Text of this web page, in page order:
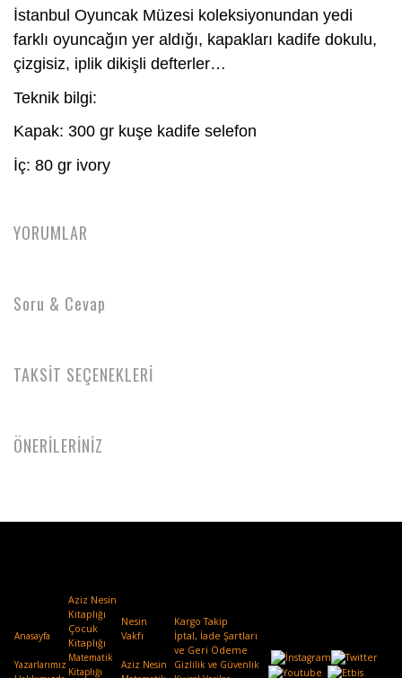
İstanbul Oyuncak Müzesi koleksiyonundan yedi
farklı oyuncağın yer aldığı, kapakları kadife dokulu,
çizgisiz, iplik dikişli defterler…
Teknik bilgi:
Kapak: 300 gr kuşe kadife selefon
İç: 80 gr ivory
YORUMLAR
Soru & Cevap
TAKSİT SEÇENEKLERİ
ÖNERİLERİNİZ
Anasayfa
Yazarlarımız
Aziz Nesin
Kitaplığı
Çocuk
Kitaplığı
Matematik
Kitaplığı
Nesin
Vakfı
Aziz Nesin
Kargo Takip
İptal, İade Şartları
ve Geri Ödeme
Gizlilik ve Güvenlik